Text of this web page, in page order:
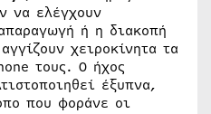
να ελέγχουν
ή η διακοπή
χειροκίνητα τα
τους. Ο ήχος
έξυπνα,
που φοράνε οι